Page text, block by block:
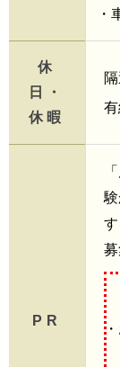
・
休
日・
休暇
PR
募